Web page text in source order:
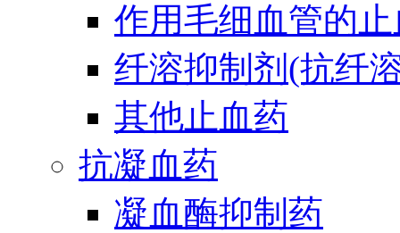
作用毛细血管的
纤溶抑制剂(抗纤
其他止血药
抗凝血药
凝血酶抑制药